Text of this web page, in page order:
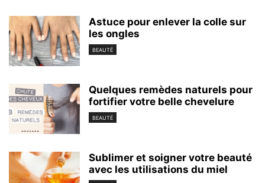
Astuce pour enlever la colle sur
les ongles
BEAUTÉ
Quelques remèdes naturels pour
fortifier votre belle chevelure
BEAUTÉ
Sublimer et soigner votre beauté
avec les utilisations du miel